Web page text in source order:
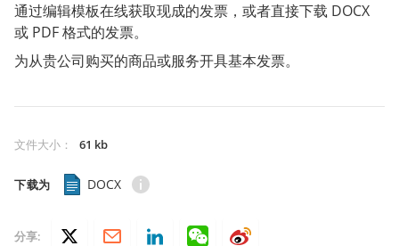
通过编辑模板在线获取现成的发票，或者直接下载 DOCX
或 PDF 格式的发票。
为从贵公司购买的商品或服务开具基本发票。
文件大小 ： 61 kb
下载为 DOCX
分享: